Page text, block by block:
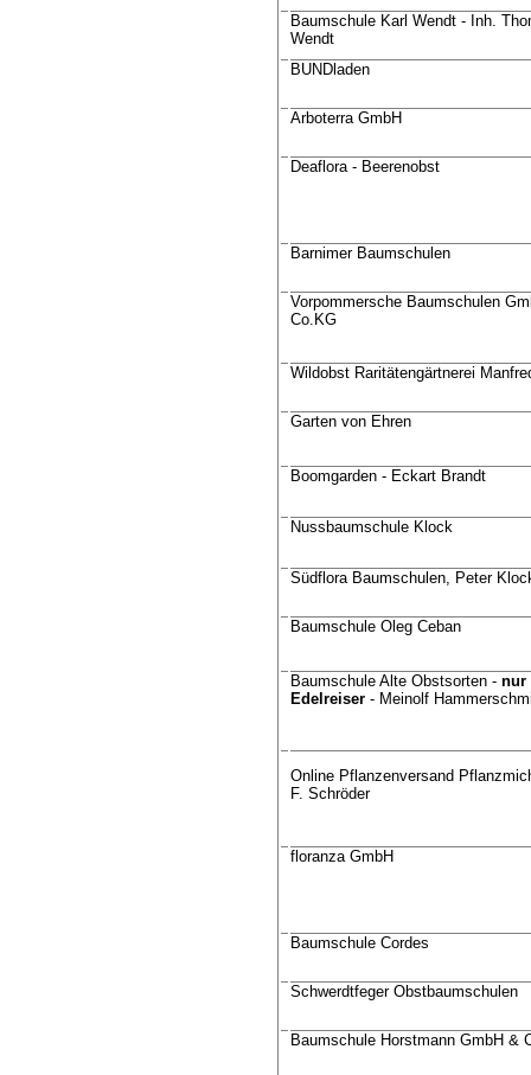
Baumschule Karl Wendt - Inh.
Wendt
BUNDladen
Arboterra GmbH
Deaflora - Beerenobst
Barnimer Baumschulen
Vorpommersche Baumschulen
Co.KG
Wildobst Raritätengärtnerei
Garten von Ehren
Boomgarden - Eckart Brandt
Nussbaumschule Klock
Südflora Baumschulen, Peter
Baumschule Oleg Ceban
Baumschule Alte Obstsorten - nur
Edelreiser - Meinolf
Online Pflanzenversand
F. Schröder
floranza GmbH
Baumschule Cordes
Schwerdtfeger Obstbaumschulen
Baumschule Horstmann GmbH &